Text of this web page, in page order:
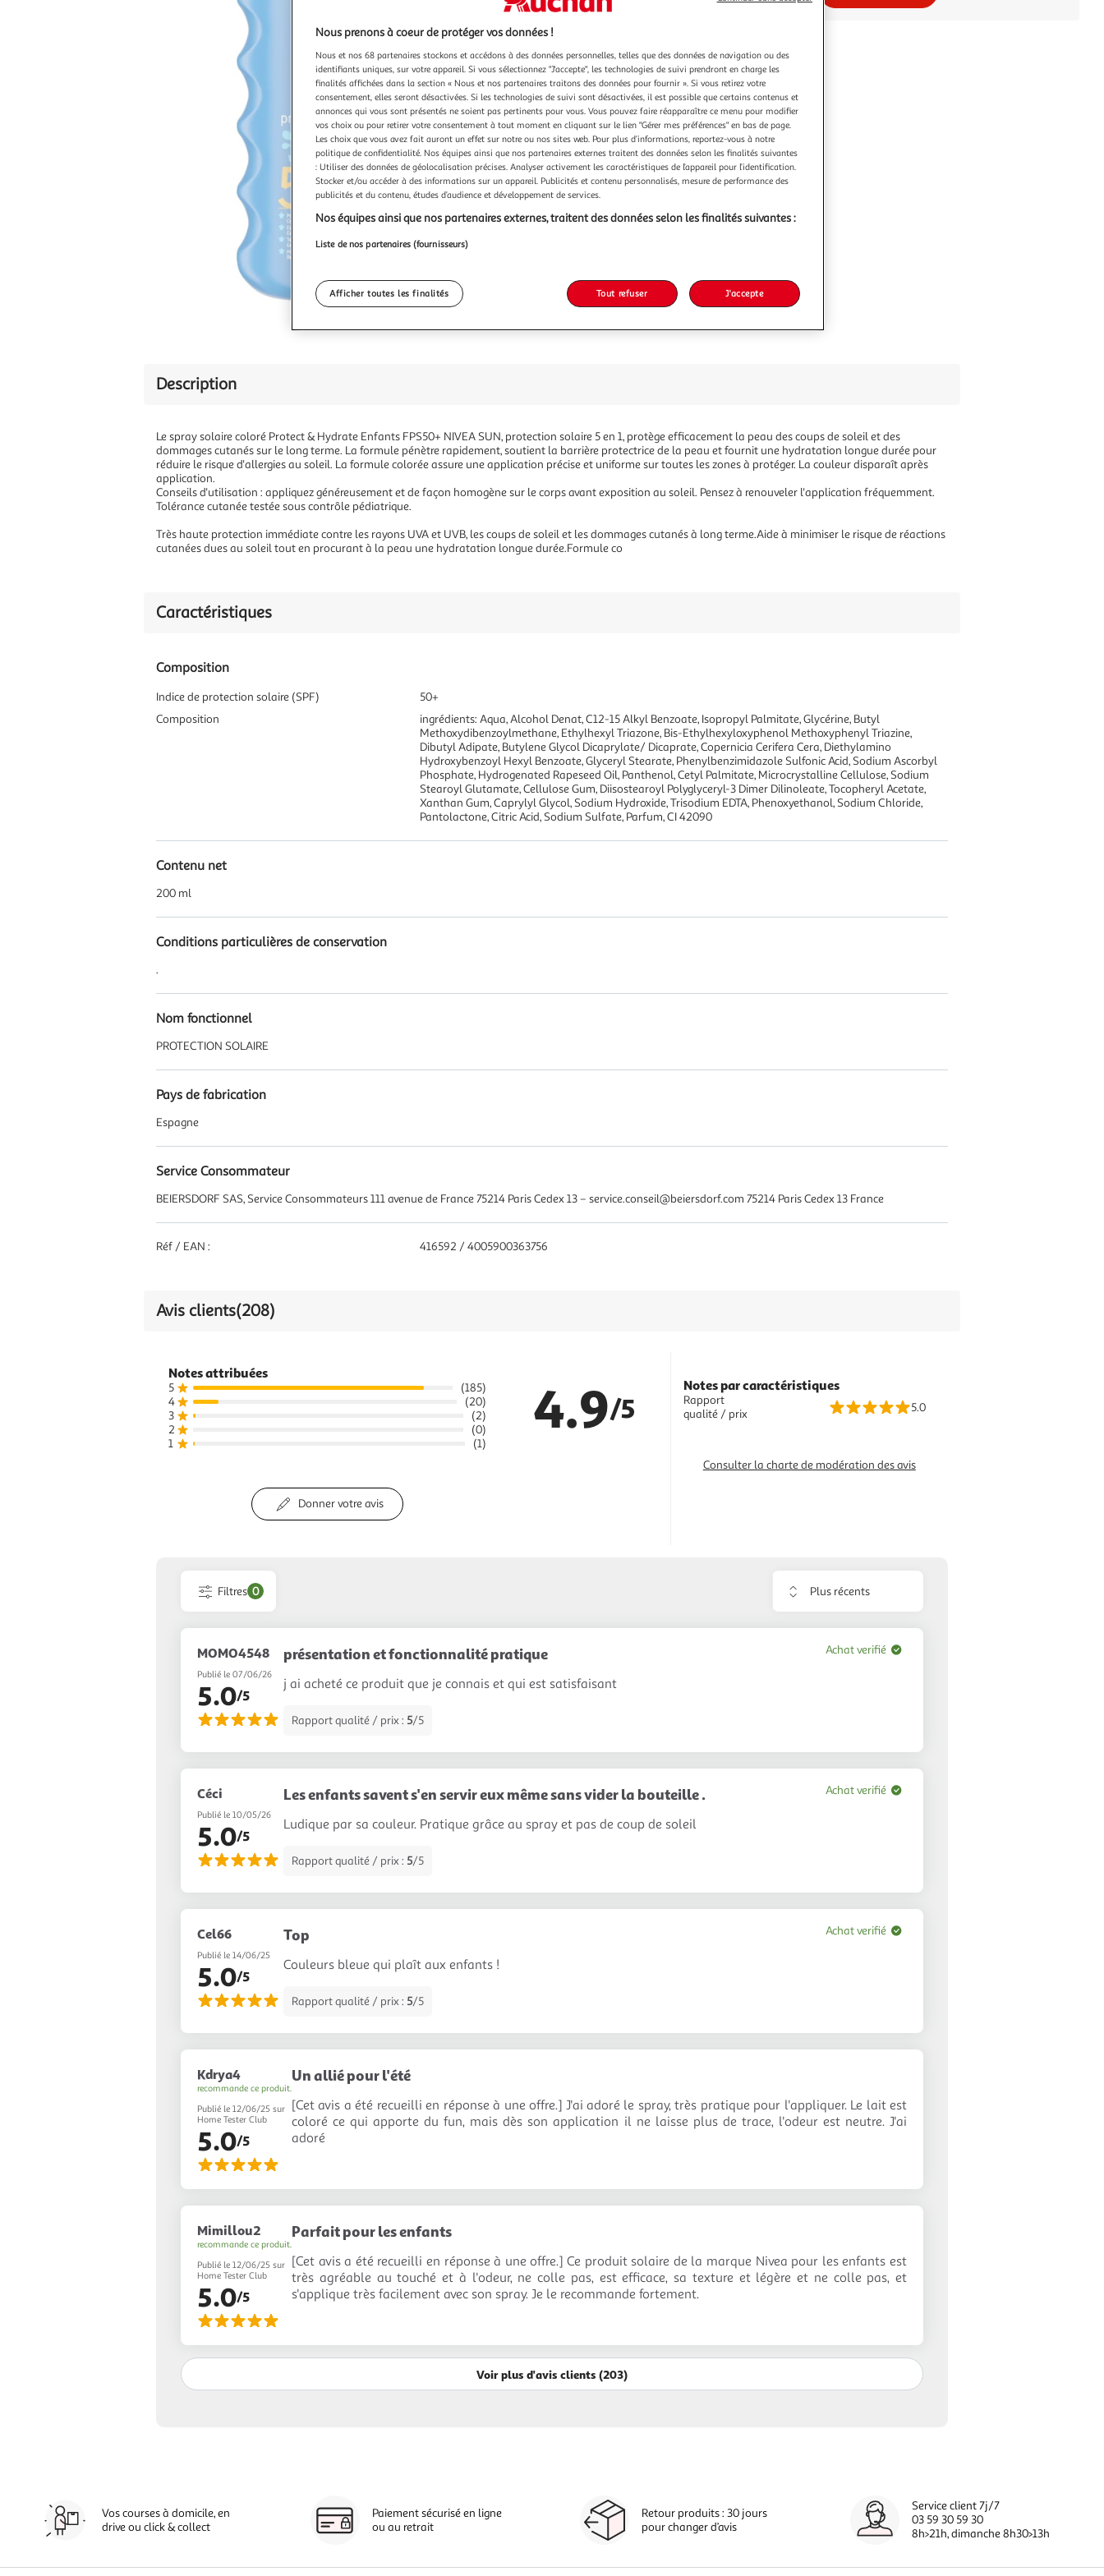
Description
Le spray solaire coloré Protect & Hydrate Enfants FPS50+ NIVEA SUN, protection solaire 5 en 1, protège efficacement la peau des coups de soleil et des
dommages cutanés sur le long terme. La formule pénètre rapidement, soutient la barrière protectrice de la peau et fournit une hydratation longue durée pour
réduire le risque d'allergies au soleil. La formule colorée assure une application précise et uniforme sur toutes les zones à protéger. La couleur disparaît après
application.
Conseils d'utilisation : appliquez généreusement et de façon homogène sur le corps avant exposition au soleil. Pensez à renouveler l'application fréquemment.
Tolérance cutanée testée sous contrôle pédiatrique.
Très haute protection immédiate contre les rayons UVA et UVB, les coups de soleil et les dommages cutanés à long terme.Aide à minimiser le risque de réactions
cutanées dues au soleil tout en procurant à la peau une hydratation longue durée.Formule co
Caractéristiques
Composition
Indice de protection solaire (SPF)
50+
Composition
ingrédients: Aqua, Alcohol Denat, C12-15 Alkyl Benzoate, Isopropyl Palmitate, Glycérine, Butyl
Methoxydibenzoylmethane, Ethylhexyl Triazone, Bis-Ethylhexyloxyphenol Methoxyphenyl Triazine,
Dibutyl Adipate, Butylene Glycol Dicaprylate/ Dicaprate, Copernicia Cerifera Cera, Diethylamino
Hydroxybenzoyl Hexyl Benzoate, Glyceryl Stearate, Phenylbenzimidazole Sulfonic Acid, Sodium Ascorbyl
Phosphate, Hydrogenated Rapeseed Oil, Panthenol, Cetyl Palmitate, Microcrystalline Cellulose, Sodium
Stearoyl Glutamate, Cellulose Gum, Diisostearoyl Polyglyceryl-3 Dimer Dilinoleate, Tocopheryl Acetate,
Xanthan Gum, Caprylyl Glycol, Sodium Hydroxide, Trisodium EDTA, Phenoxyethanol, Sodium Chloride,
Pantolactone, Citric Acid, Sodium Sulfate, Parfum, CI 42090
Contenu net
200 ml
Conditions particulières de conservation
.
Nom fonctionnel
PROTECTION SOLAIRE
Pays de fabrication
Espagne
Service Consommateur
BEIERSDORF SAS, Service Consommateurs 111 avenue de France 75214 Paris Cedex 13 – service.conseil@beiersdorf.com 75214 Paris Cedex 13 France
Réf / EAN : 416592 / 4005900363756
Avis clients(208)
Notes attribuées
5
(185)
4
(20)
3
(2)
2
(0)
1
(1)
4.9/5
Donner votre avis
Notes par caractéristiques
Rapport
qualité / prix
5.0
Consulter la charte de modération des avis
Filtres 0
Trier
avis
MOMO4548
Publié le 07/06/26
5.0/5
présentation et fonctionnalité pratique
j ai acheté ce produit que je connais et qui est satisfaisant
Rapport qualité / prix : 5/5
Achat verifié
Céci
Publié le 10/05/26
5.0/5
Les enfants savent s'en servir eux même sans vider la bouteille .
Ludique par sa couleur. Pratique grâce au spray et pas de coup de soleil
Rapport qualité / prix : 5/5
Achat verifié
Cel66
Publié le 14/06/25
5.0/5
Top
Couleurs bleue qui plaît aux enfants !
Rapport qualité / prix : 5/5
Achat verifié
Kdrya4
recommande ce produit.
Publié le 12/06/25 sur
Home Tester Club
5.0/5
Un allié pour l'été
[Cet avis a été recueilli en réponse à une offre.] J'ai adoré le spray, très pratique pour l'appliquer. Le lait est
coloré ce qui apporte du fun, mais dès son application il ne laisse plus de trace, l'odeur est neutre. J'ai
adoré
Mimillou2
recommande ce produit.
Publié le 12/06/25 sur
Home Tester Club
5.0/5
Parfait pour les enfants
[Cet avis a été recueilli en réponse à une offre.] Ce produit solaire de la marque Nivea pour les enfants est
très agréable au touché et à l'odeur, ne colle pas, est efficace, sa texture et légère et ne colle pas, et
s'applique très facilement avec son spray. Je le recommande fortement.
Voir plus d'avis clients (203)
Vos courses à domicile, en
drive ou click & collect
Paiement sécurisé en ligne
ou au retrait
Retour produits : 30 jours
pour changer d’avis
Service client 7j/7
03 59 30 59 30
8h>21h, dimanche 8h30>13h
Nous prenons à coeur de protéger vos données !
Nous et nos 68 partenaires stockons et accédons à des données personnelles, telles que des données de navigation ou des
identifiants uniques, sur votre appareil. Si vous sélectionnez "J'accepte", les technologies de suivi prendront en charge les
finalités affichées dans la section « Nous et nos partenaires traitons des données pour fournir ». Si vous retirez votre
consentement, elles seront désactivées. Si les technologies de suivi sont désactivées, il est possible que certains contenus et
annonces qui vous sont présentés ne soient pas pertinents pour vous. Vous pouvez faire réapparaître ce menu pour modifier
vos choix ou pour retirer votre consentement à tout moment en cliquant sur le lien "Gérer mes préférences" en bas de page.
Les choix que vous avez fait auront un effet sur notre ou nos sites web. Pour plus d’informations, reportez-vous à notre
politique de confidentialité. Nos équipes ainsi que nos partenaires externes traitent des données selon les finalités suivantes
: Utiliser des données de géolocalisation précises. Analyser activement les caractéristiques de l’appareil pour l’identification.
Stocker et/ou accéder à des informations sur un appareil. Publicités et contenu personnalisés, mesure de performance des
publicités et du contenu, études d’audience et développement de services.
Nos équipes ainsi que nos partenaires externes, traitent des données selon les finalités suivantes :
Liste de nos partenaires (fournisseurs)
Afficher toutes les finalités Tout refuser J'accepte